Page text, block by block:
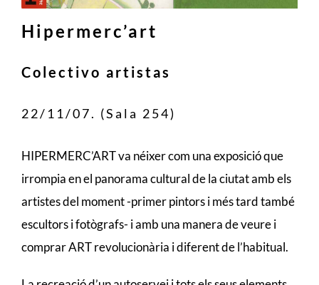
Hipermerc’art
Colectivo artistas
22/11/07. (Sala 254)
HIPERMERC’ART va néixer com una exposició que
irrompia en el panorama cultural de la ciutat amb els
artistes del moment -primer pintors i més tard també
escultors i fotògrafs- i amb una manera de veure i
comprar ART revolucionària i diferent de l’habitual.